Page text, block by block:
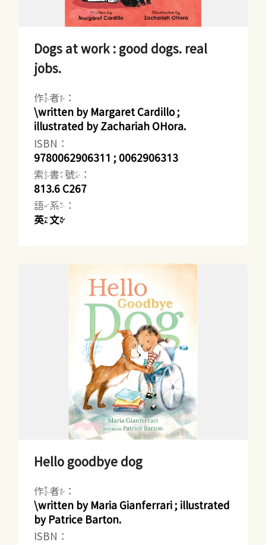
Dogs at work : good dogs. real
jobs.
作者：
\written by Margaret Cardillo ;
illustrated by Zachariah OHora.
ISBN：
9780062906311 ; 0062906313
索書號：
813.6 C267
語系：
英文
Hello goodbye dog
作者：
\written by Maria Gianferrari ; illustrated
by Patrice Barton.
ISBN：